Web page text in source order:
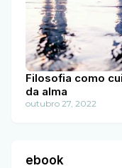
Filosofia como
da alma
outubro 27, 2022
ebook